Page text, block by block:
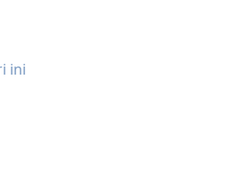
ini